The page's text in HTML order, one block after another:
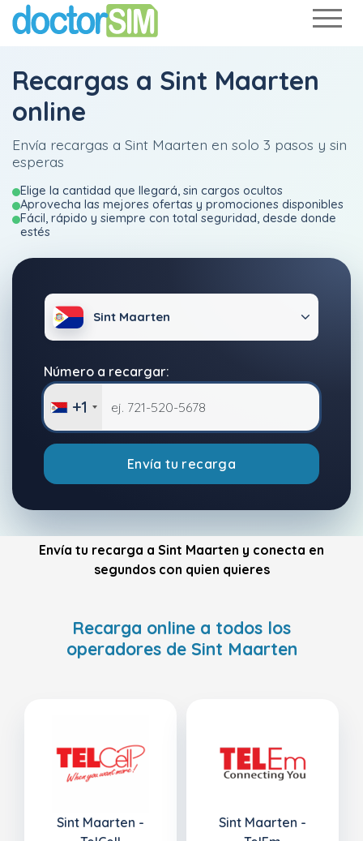
Recargas a Sint Maarten
online
Envía recargas a Sint Maarten en solo 3 pasos y sin
esperas
Elige la cantidad que llegará, sin cargos ocultos
Aprovecha las mejores ofertas y promociones disponibles
Fácil, rápido y siempre con total seguridad, desde donde
estés
Sint Maarten
Número a recargar:
+1
Envía tu recarga
Envía tu recarga a Sint Maarten y conecta en
segundos con quien quieres
Recarga online a todos los
operadores de Sint Maarten
Sint Maarten -
Sint Maarten -